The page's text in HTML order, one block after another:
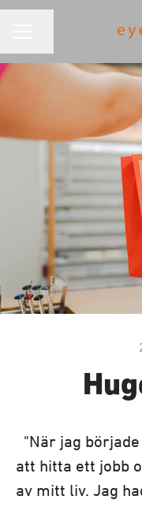
"När jag
att hitta ett jobb
av mitt liv. Jag